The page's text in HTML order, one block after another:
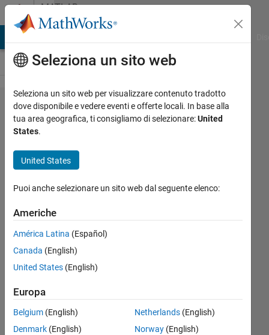
Vai al contenutoMATLAB
Answers
can
someone
this
Marina
26 Lug
2018
1
accettata
Seleziona un sito web
Seleziona un sito web per visualizzare contenuto tradotto
dove disponibile e vedere eventi e offerte locali. In base alla
tua area geografica, ti consigliamo di selezionare:United
States.
United States
Puoi anche selezionare un sito web dal seguente elenco:
Americhe
América Latina (Español)
Canada (English)
United States (English)
Europa
Belgium (English)
Denmark (English)
Netherlands(English)
Norway(English)